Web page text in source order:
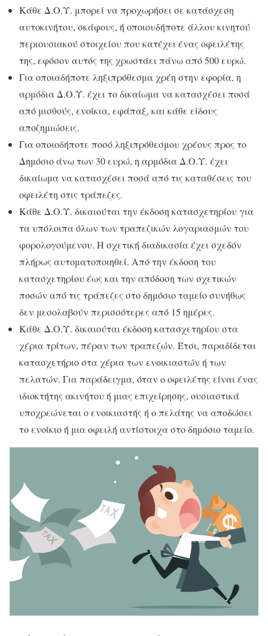
Κάθε Δ.Ο.Υ. μπορεί να προχωρήσει σε κατάσχεση
αυτοκινήτου, σκάφους, ή οποιουδήποτε άλλου κινητού
περιουσιακού στοιχείου που κατέχει ένας οφειλέτης
της, εφόσον αυτός της χρωστάει πάνω από 500 ευρώ.
Για οποιαδήποτε ληξιπρόθεσμα χρέη στην εφορία, η
αρμόδια Δ.Ο.Υ. έχει το δικαίωμα να κατασχέσει ποσά
από μισθούς, ενοίκια, εφάπαξ, και κάθε είδους
αποζημιώσεις.
Για οποιοδήποτε ποσό ληξιπρόθεσμου χρέους προς το
Δημόσιο άνω των 30 ευρώ, η αρμόδια Δ.Ο.Υ. έχει
δικαίωμα να κατασχέσει ποσά από τις καταθέσεις του
οφειλέτη στις τράπεζες.
Κάθε Δ.Ο.Υ. δικαιούται την έκδοση κατασχετηρίου για
τα υπόλοιπα όλων των τραπεζικών λογαριασμών του
φορολογούμενου. Η σχετική διαδικασία έχει σχεδόν
πλήρως αυτοματοποιηθεί. Από την έκδοση του
κατασχετηρίου έως και την απόδοση των σχετικών
ποσών από τις τράπεζες στο δημόσιο ταμείο συνήθως
δεν μεσολαβούν περισσότερες από 15 ημέρες.
Κάθε Δ.Ο.Υ. δικαιούται έκδοση κατασχετηρίου στα
χέρια τρίτων, πέραν των τραπεζών. Έτσι, παραδίδεται
κατασχετήριο στα χέρια των ενοικιαστών ή των
πελατών. Για παράδειγμα, όταν ο οφειλέτης είναι ένας
ιδιοκτήτης ακινήτου ή μιας επιχείρησης, ουσιαστικά
υποχρεώνεται ο ενοικιαστής ή ο πελάτης να αποδώσει
το ενοίκιο ή μια οφειλή αντίστοιχα στο δημόσιο ταμείο.